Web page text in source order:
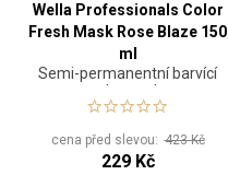
Wella Professionals Color
Fresh Mask Rose Blaze 150
ml
Semi-permanentní barvící
maska na vlasy
cena před slevou:423 Kč
229 Kč